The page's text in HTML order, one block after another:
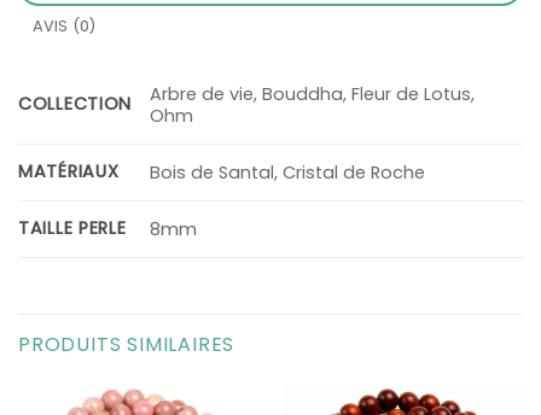
AVIS (0)
COLLECTION
Arbre de vie, Bouddha, Fleur de Lotus,
Ohm
MATÉRIAUX Bois de Santal, Cristal de Roche
TAILLE PERLE 8mm
PRODUITS SIMILAIRES